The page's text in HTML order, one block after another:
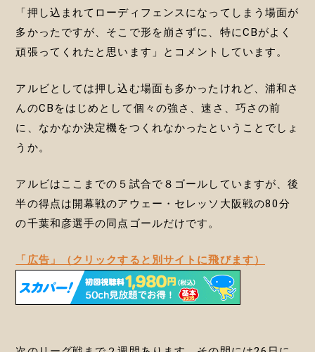
「押し込まれてローディフェンスになってしまう場面が
多かったですが、そこで形を崩さずに、特にCBがよく
頑張ってくれたと思います」とコメントしています。
アルビとしては押し込む場面も多かったけれど、浦和さ
んのCBをはじめとして個々の強さ、速さ、巧さの前
に、なかなか決定機をつくれなかったということでしょ
うか。
アルビはここまでの５試合で８ゴールしていますが、後
半の得点は開幕戦のアウェー・セレッソ大阪戦の80分
の千葉和彦選手の同点ゴールだけです。
「広告」（クリックすると別サイトに飛びます）